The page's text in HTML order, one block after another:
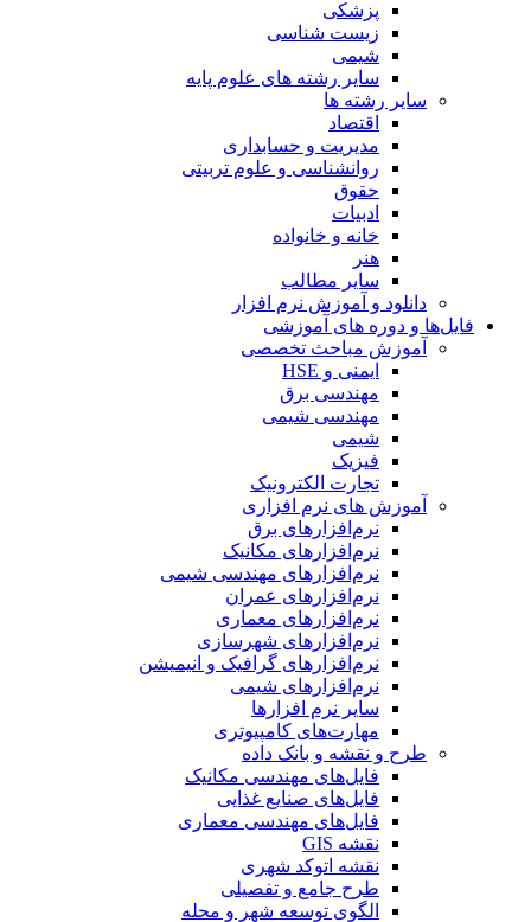
پزشکی
زیست شناسی
شیمی
سایر رشته های علوم پایه
سایر رشته ها
اقتصاد
مدیریت و حسابداری
روانشناسی و علوم تربیتی
حقوق
ادبیات
خانه و خانواده
هنر
سایر مطالب
دانلود و آموزش نرم افزار
فایل‌ها و دوره های آموزشی
آموزش مباحث تخصصی
ایمنی و HSE
مهندسی برق
مهندسی شیمی
شیمی
فیزیک
تجارت الکترونیک
آموزش های نرم افزاری
نرم‌افزارهای برق
نرم‌افزارهای مکانیک
نرم‌افزارهای مهندسی شیمی
نرم‌افزارهای عمران
نرم‌افزارهای معماری
نرم‌افزارهای شهرسازی
نرم‌افزارهای گرافیک و انیمیشن
نرم‌افزارهای شیمی
سایر نرم افزارها
مهارت‌های کامپیوتری
طرح و نقشه و بانک داده
فایل‌های مهندسی مکانیک
فایل‌های صنایع غذایی
فایل‌های مهندسی معماری
نقشه GIS
نقشه اتوکد شهری
طرح جامع و تفصیلی
الگوی توسعه شهر و محله